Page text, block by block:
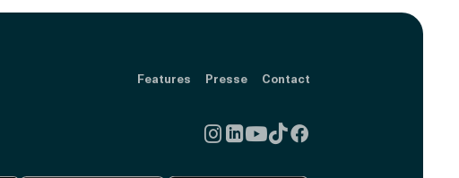
Features Presse Contact
 